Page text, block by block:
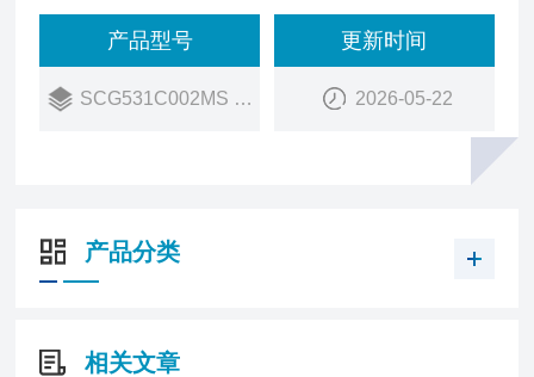
种类繁多的电磁阀操作器、端口尺寸、功能及壳体材
料可供选择
适用于 ATEx/IECEx/CCC Ex 等的全球认证证书
产品型号
SCG531C002MS 24VDC
更新时间
2026-05-22
产品分类
相关文章